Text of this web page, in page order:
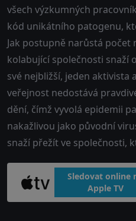
všech výzkumných
kód unikátního patogenu,
Jak postupně narůstá počet
kolabující společnosti snaží
své nejbližší, jeden aktivista
veřejnost nedostává
dění, čímž vyvolá epidemii
nakažlivou jako původní
snaží přežít ve společnosti,
Sledovat online
Apple TV